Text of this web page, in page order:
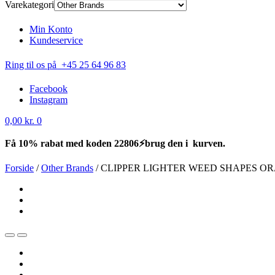
Varekategori
Min Konto
Kundeservice
Ring til os på +45 25 64 96 83
Facebook
Instagram
0,00 kr. 0
Få 10% rabat med koden 22806⚡brug den i kurven.
Forside /Other Brands /CLIPPER LIGHTER WEED SHAPES